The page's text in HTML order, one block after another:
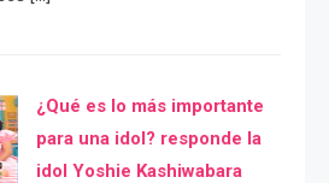
¿Qué es lo más importante
para una idol? responde la
idol Yoshie Kashiwabara